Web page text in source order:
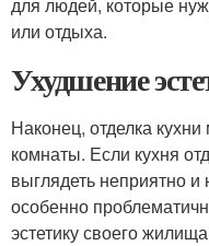
или отдыха.
Ухудшение
Наконец, отделка
комнаты. Если кухня
выглядеть неприятно
особенно
эстетику своего